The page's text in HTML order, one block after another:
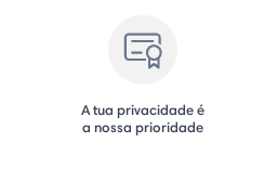
A tua privacidade é
a nossa prioridade